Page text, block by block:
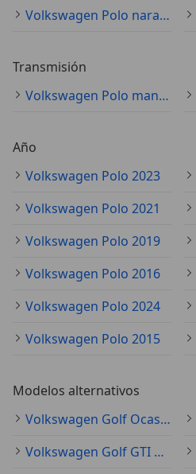
Volkswagen Polo naranja
Transmisión
Volkswagen Polo manual
Año
Volkswagen Polo 2023
Volkswagen Polo 2021
Volkswagen Polo 2019
Volkswagen Polo 2016
Volkswagen Polo 2024
Volkswagen Polo 2015
Modelos alternativos
Volkswagen Golf Ocasión
Volkswagen Golf GTI Ocasión